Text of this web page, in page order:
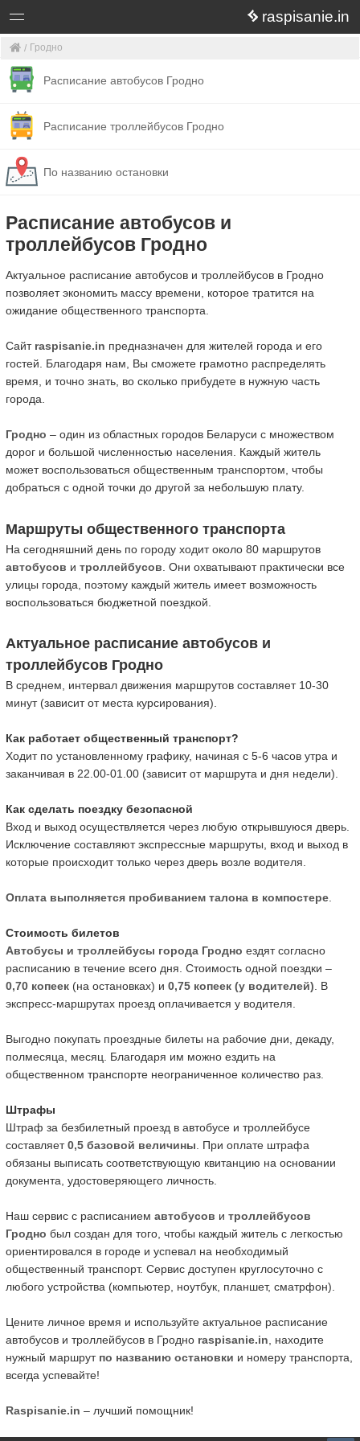
raspisanie.in
Гродно
Расписание автобусов Гродно
Расписание троллейбусов Гродно
По названию остановки
Расписание автобусов и
троллейбусов Гродно
Актуальное расписание автобусов и троллейбусов в Гродно
позволяет экономить массу времени, которое тратится на
ожидание общественного транспорта.
Сайт raspisanie.in предназначен для жителей города и его
гостей. Благодаря нам, Вы сможете грамотно распределять
время, и точно знать, во сколько прибудете в нужную часть
города.
Гродно – один из областных городов Беларуси с множеством
дорог и большой численностью населения. Каждый житель
может воспользоваться общественным транспортом, чтобы
добраться с одной точки до другой за небольшую плату.
Маршруты общественного транспорта
На сегодняшний день по городу ходит около 80 маршрутов
автобусов и троллейбусов . Они охватывают практически все
улицы города, поэтому каждый житель имеет возможность
воспользоваться бюджетной поездкой.
Актуальное расписание автобусов и
троллейбусов Гродно
В среднем, интервал движения маршрутов составляет 10-30
минут (зависит от места курсирования).
Как работает общественный транспорт?
Ходит по установленному графику, начиная с 5-6 часов утра и
заканчивая в 22.00-01.00 (зависит от маршрута и дня недели).
Как сделать поездку безопасной
Вход и выход осуществляется через любую открывшуюся дверь.
Исключение составляют экспрессные маршруты, вход и выход в
которые происходит только через дверь возле водителя.
Оплата выполняется пробиванием талона в компостере.
Стоимость билетов
Автобусы и троллейбусы города Гродно ездят согласно
расписанию в течение всего дня. Стоимость одной поездки –
0,70 копеек (на остановках) и 0,75 копеек (у водителей). В
экспресс-маршрутах проезд оплачивается у водителя.
Выгодно покупать проездные билеты на рабочие дни, декаду,
полмесяца, месяц. Благодаря им можно ездить на
общественном транспорте неограниченное количество раз.
Штрафы
Штраф за безбилетный проезд в автобусе и троллейбусе
составляет0,5 базовой величины. При оплате штрафа
обязаны выписать соответствующую квитанцию на основании
документа, удостоверяющего личность.
Наш сервис с расписанием автобусов и троллейбусов
Гродно был создан для того, чтобы каждый житель с легкостью
ориентировался в городе и успевал на необходимый
общественный транспорт. Сервис доступен круглосуточно с
любого устройства (компьютер, ноутбук, планшет, сматрфон).
Цените личное время и используйте актуальное расписание
автобусов и троллейбусов в Гродно raspisanie.in, находите
нужный маршрут по названию остановки и номеру транспорта,
всегда успевайте!
Raspisanie.in – лучший помощник!